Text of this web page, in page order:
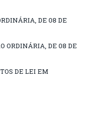
DE 08 DE
ORDINÁRIA, DE 08 DE
DE LEI EM